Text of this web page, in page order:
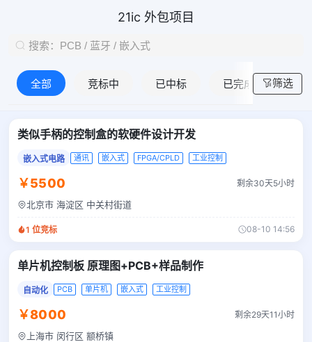
21ic 外包项目
全部 竞标中 已中标 已完成 筛选
类似手柄的控制盒的软硬件设计开发
嵌入式电路 通讯 嵌入式 FPGA/CPLD 工业控制
￥5500 剩余30天5小时
北京市 海淀区 中关村街道
1 位竞标 08-10 14:56
单片机控制板 原理图+PCB+样品制作
自动化 PCB 单片机 嵌入式 工业控制
￥8000 剩余29天11小时
上海市 闵行区 颛桥镇